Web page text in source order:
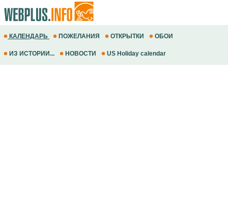
КАЛЕНДАРЬ ПОЖЕЛАНИЯ ОТКРЫТКИ ОБОИ
ИЗ ИСТОРИИ... НОВОСТИ US Holiday calendar